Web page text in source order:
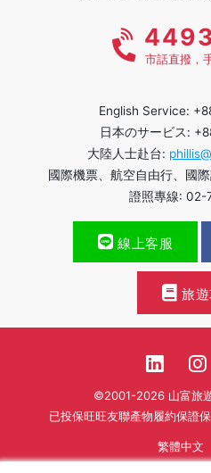
市話直撥，
English Service:
日本のサービス:
大陸人士赴台:
國際機票、航空自由行、國
證照專線:
線上客服
旅
©2001-2026 山富旅
已投保旺旺友聯產物履約保證
繁體中文